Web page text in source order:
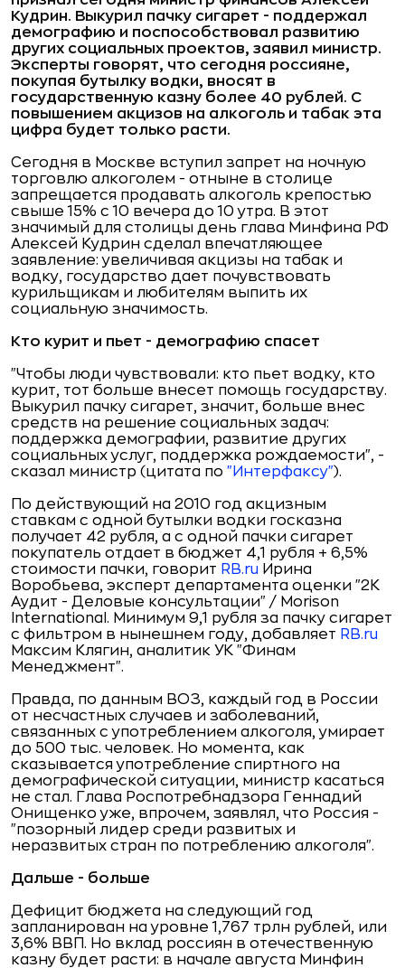
Кудрин. Выкурил пачку сигарет - поддержал
демографию и поспособствовал развитию
других социальных проектов, заявил министр.
Эксперты говорят, что сегодня россияне,
покупая бутылку водки, вносят в
государственную казну более 40 рублей. С
повышением акцизов на алкоголь и табак эта
цифра будет только расти.
Сегодня в Москве вступил запрет на ночную
торговлю алкоголем - отныне в столице
запрещается продавать алкоголь крепостью
свыше 15% с 10 вечера до 10 утра. В этот
значимый для столицы день глава Минфина РФ
Алексей Кудрин сделал впечатляющее
заявление: увеличивая акцизы на табак и
водку, государство дает почувствовать
курильщикам и любителям выпить их
социальную значимость.
Кто курит и пьет - демографию спасет
"Чтобы люди чувствовали: кто пьет водку, кто
курит, тот больше внесет помощь государству.
Выкурил пачку сигарет, значит, больше внес
средств на решение социальных задач:
поддержка демографии, развитие других
социальных услуг, поддержка рождаемости", -
сказал министр (цитата по "Интерфаксу").
По действующий на 2010 год акцизным
ставкам с одной бутылки водки госказна
получает 42 рубля, а с одной пачки сигарет
покупатель отдает в бюджет 4,1 рубля + 6,5%
стоимости пачки, говорит RB.ru Ирина
Воробьева, эксперт департамента оценки "2К
Аудит - Деловые консультации" / Morison
International. Минимум 9,1 рубля за пачку сигарет
с фильтром в нынешнем году, добавляет RB.ru
Максим Клягин, аналитик УК "Финам
Менеджмент".
Правда, по данным ВОЗ, каждый год в России
от несчастных случаев и заболеваний,
связанных с употреблением алкоголя, умирает
до 500 тыс. человек. Но момента, как
сказывается употребление спиртного на
демографической ситуации, министр касаться
не стал. Глава Роспотребнадзора Геннадий
Онищенко уже, впрочем, заявлял, что Россия -
"позорный лидер среди развитых и
неразвитых стран по потреблению алкоголя".
Дальше - больше
Дефицит бюджета на следующий год
запланирован на уровне 1,767 трлн рублей, или
3,6% ВВП. Но вклад россиян в отечественную
казну будет расти: в начале августа Минфин